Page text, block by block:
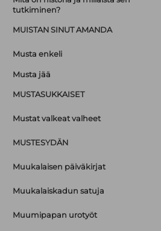
tutkiminen?
MUISTAN SINUT AMANDA
Musta enkeli
Musta jää
MUSTASUKKAISET
Mustat valkeat valheet
MUSTESYDÄN
Muukalaisen päiväkirjat
Muukalaiskadun satuja
Muumipapan urotyöt